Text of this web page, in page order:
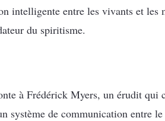
intelligente entre les vivants et les
du spiritisme.
à Frédérick Myers, un érudit qui
système de communication entre